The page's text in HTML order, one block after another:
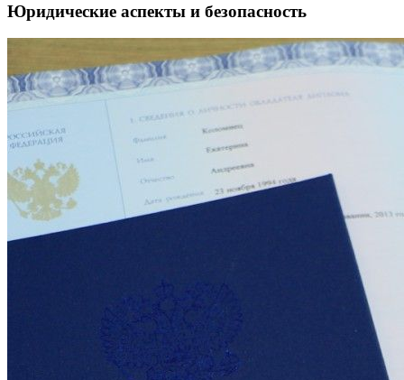
Юридические аспекты и безопасность